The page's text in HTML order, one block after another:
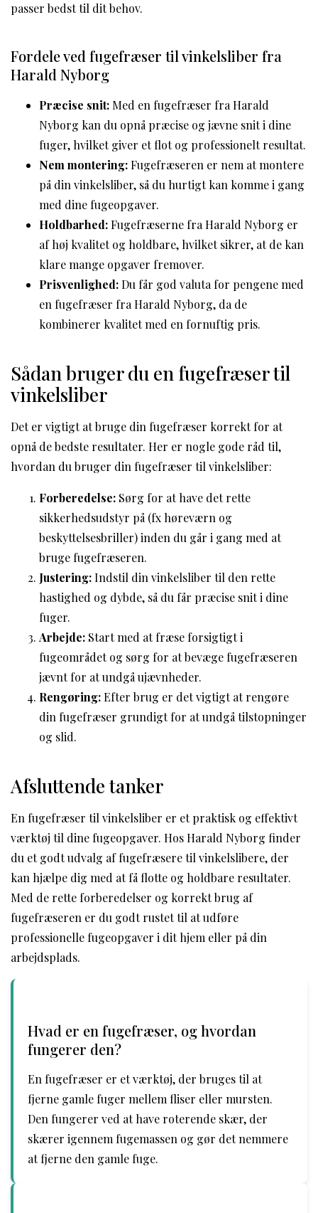
passer bedst til dit behov.
Fordele ved fugefræser til vinkelsliber fra
Harald Nyborg
Præcise snit: Med en fugefræser fra Harald
Nyborg kan du opnå præcise og jævne snit i dine
fuger, hvilket giver et flot og professionelt resultat.
Nem montering:Fugefræseren er nem at montere
på din vinkelsliber, så du hurtigt kan komme i gang
med dine fugeopgaver.
Holdbarhed:Fugefræserne fra Harald Nyborg er
af høj kvalitet og holdbare, hvilket sikrer, at de kan
klare mange opgaver fremover.
Prisvenlighed:Du får god valuta for pengene med
en fugefræser fra Harald Nyborg, da de
kombinerer kvalitet med en fornuftig pris.
Sådan bruger du en fugefræser til
vinkelsliber
Det er vigtigt at bruge din fugefræser korrekt for at
opnå de bedste resultater. Her er nogle gode råd til,
hvordan du bruger din fugefræser til vinkelsliber:
Forberedelse: Sørg for at have det rette
sikkerhedsudstyr på (fx høreværn og
beskyttelsesbriller) inden du går i gang med at
bruge fugefræseren.
Justering:Indstil din vinkelsliber til den rette
hastighed og dybde, så du får præcise snit i dine
fuger.
Arbejde: Start med at fræse forsigtigt i
fugeområdet og sørg for at bevæge fugefræseren
jævnt for at undgå ujævnheder.
Rengøring:Efter brug er det vigtigt at rengøre
din fugefræser grundigt for at undgå tilstopninger
og slid.
Afsluttende tanker
En fugefræser til vinkelsliber er et praktisk og effektivt
værktøj til dine fugeopgaver. Hos Harald Nyborg finder
du et godt udvalg af fugefræsere til vinkelslibere, der
kan hjælpe dig med at få flotte og holdbare resultater.
Med de rette forberedelser og korrekt brug af
fugefræseren er du godt rustet til at udføre
professionelle fugeopgaver i dit hjem eller på din
arbejdsplads.
Hvad er en fugefræser, og hvordan
fungerer den?
En fugefræser er et værktøj, der bruges til at
fjerne gamle fuger mellem fliser eller mursten.
Den fungerer ved at have roterende skær, der
skærer igennem fugemassen og gør det nemmere
at fjerne den gamle fuge.